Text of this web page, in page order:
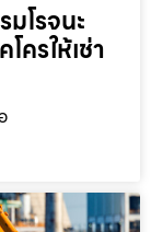
โรจนะ
ครให้เช่า